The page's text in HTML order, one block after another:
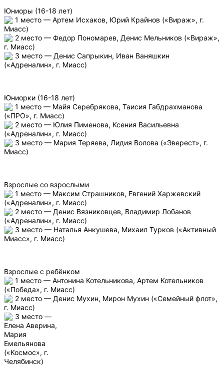
Юниоры (16-18 лет)
1 место — Артем Исхаков, Юрий Крайнов («Вираж», г.
Миасс)
2 место — Федор Пономарев, Денис Мельников («Вираж»,
г. Миасс)
3 место — Денис Сапрыкин, Иван Ваняшкин
(«Адреналин», г. Миасс)
Юниорки (16-18 лет)
1 место — Майя Серебрякова, Таисия Габдрахманова
(«ПРО», г. Миасс)
2 место — Юлия Пименова, Ксения Васильевна
(«Адреналин», г. Миасс)
3 место — Мария Теряева, Лидия Волова («Эверест», г.
Миасс)
Взрослые со взрослыми
1 место — Максим Страшников, Евгений Харжевский
(«Адреналин», г. Миасс)
2 место — Денис Вязниковцев, Владимир Лобанов
(«Адреналин», г. Миасс)
3 место — Наталья Анкушева, Михаил Турков («Активный
Миасс», г. Миасс)
Взрослые с ребёнком
1 место — Антонина Котельникова, Артем Котельников
(«Победа», г. Миасс)
2 место — Денис Мухин, Мирон Мухин («Семейный флот»,
г. Миасс)
3 место —
Елена Аверина,
Мария
Емельянова
(«Космос», г.
Челябинск)